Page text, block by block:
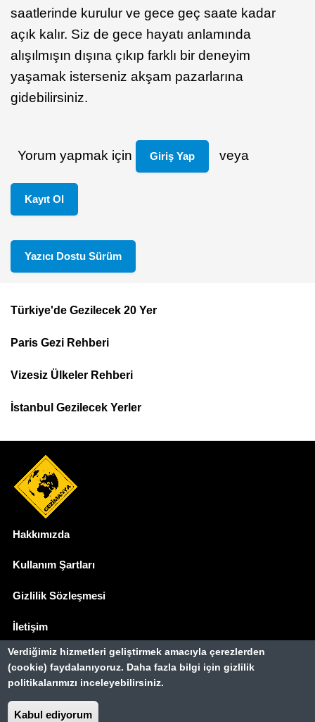
saatlerinde kurulur ve gece geç saate kadar
açık kalır. Siz de gece hayatı anlamında
alışılmışın dışına çıkıp farklı bir deneyim
yaşamak isterseniz akşam pazarlarına
gidebilirsiniz.
Yorum yapmak için Giriş Yap veya
Kayıt Ol
Yazıcı Dostu Sürüm
Top
Menu
Türkiye'de Gezilecek 20 Yer
Paris Gezi Rehberi
Vizesiz Ülkeler Rehberi
İstanbul Gezilecek Yerler
Hakkımızda
Kullanım Şartları
Gizlilik Sözleşmesi
İletişim
Basında Biz
Gezimanya Turizm, TÜRSAB'a kayıtlı bir
Verdiğimiz hizmetleri geliştirmek amacıyla çerezlerden
(cookie) faydalanıyoruz. Daha fazla bilgi için gizlilik
politikalarımızı inceleyebilirsiniz.
Kabul ediyorum